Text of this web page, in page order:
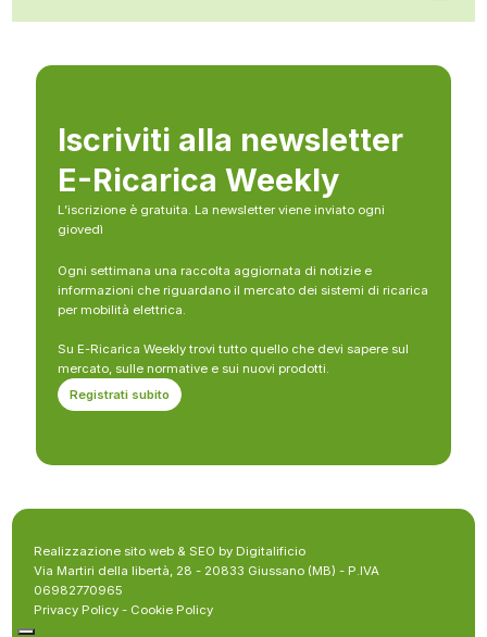
Iscriviti alla newsletter
E-Ricarica Weekly
L’iscrizione è gratuita. La newsletter viene inviato ogni
giovedì
Ogni settimana una raccolta aggiornata di notizie e
informazioni che riguardano il mercato dei sistemi di ricarica
per mobilità elettrica.
Su E-Ricarica Weekly trovi tutto quello che devi sapere sul
mercato, sulle normative e sui nuovi prodotti.
Registrati subito
Realizzazione sito web & SEO by Digitalificio
Via Martiri della libertà, 28 - 20833 Giussano (MB) - P.IVA
06982770965
Privacy Policy - Cookie Policy